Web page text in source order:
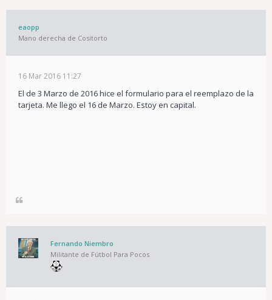
eaopp
Mano derecha de Cositorto
16 Mar 2016 11:27
El de 3 Marzo de 2016 hice el formulario para el reemplazo de la
tarjeta. Me llego el 16 de Marzo. Estoy en capital.
Fernando Niembro
Militante de Fútbol Para Pocos